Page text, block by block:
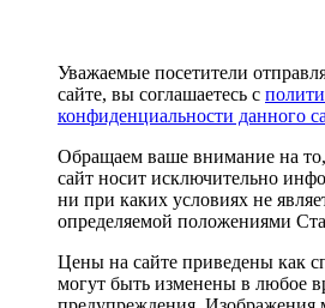
Уважаемые посетители
сайте, вы соглашаетесь с
конфиденциальности данного
Обращаем ваше внимание на
сайт носит исключительно
ни при каких условиях не
определяемой положениями
Цены на сайте приведены как
могут быть изменены в любое